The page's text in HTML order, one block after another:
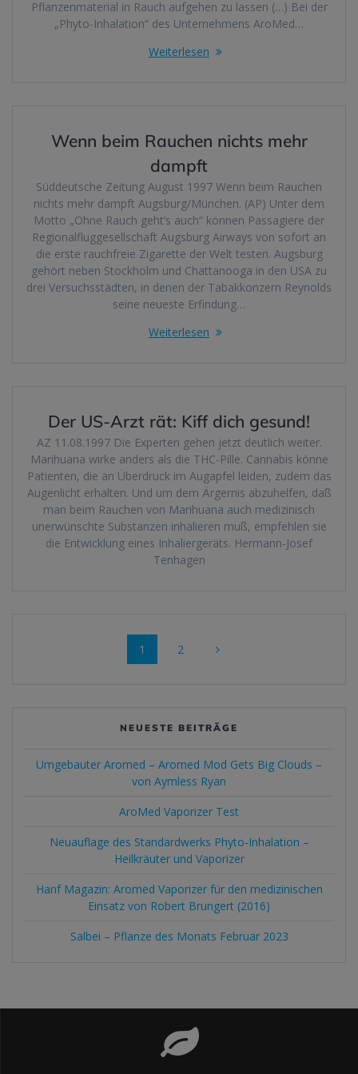
Pflanzenmaterial in Rauch aufgehen zu lassen (…) Bei der
„Phyto-Inhalation“ des Unternehmens AroMed…
Weiterlesen
Wenn beim Rauchen nichts mehr
dampft
Süddeutsche Zeitung August 1997 Wenn beim Rauchen
nichts mehr dampft Augsburg/München. (AP) Unter dem
Motto „Ohne Rauch geht’s auch“ können Passagiere der
Regionalfluggesellschaft Augsburg Airways von sofort an
die erste rauchfreie Zigarette der Welt testen. Augsburg
gehört neben Stockholm und Chattanooga in den USA zu
drei Versuchsstädten, in denen der Tabakkonzern Reynolds
seine neueste Erfindung…
Weiterlesen
Der US-Arzt rät: Kiff dich gesund!
AZ 11.08.1997 Die Experten gehen jetzt deutlich weiter.
Marihuana wirke anders als die THC-Pille. Cannabis könne
Patienten, die an Überdruck im Augapfel leiden, zudem das
Augenlicht erhalten. Und um dem Ärgernis abzuhelfen, daß
man beim Rauchen von Marihuana auch medizinisch
unerwünschte Substanzen inhalieren muß, empfehlen sie
die Entwicklung eines Inhaliergeräts. Hermann-Josef
Tenhagen
Beitragsnavigation
Seite
1 Seite
2
NEUESTE BEITRÄGE
Umgebauter Aromed – Aromed Mod Gets Big Clouds –
von Aymless Ryan
AroMed Vaporizer Test
Neuauflage des Standardwerks Phyto-Inhalation –
Heilkräuter und Vaporizer
Hanf Magazin: Aromed Vaporizer für den medizinischen
Einsatz von Robert Brungert (2016)
Salbei – Pflanze des Monats Februar 2023